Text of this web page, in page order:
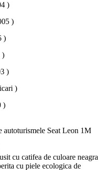
)
)
)
)
)
)
)
autoturismele Seat Leon 1M
cu catifea de culoare neagra
cu piele ecologica de